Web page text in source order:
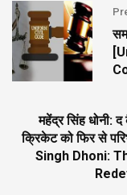
महेंद्र सिंह धोनी:
क्रिकेट को फिर से
Singh Dhoni: